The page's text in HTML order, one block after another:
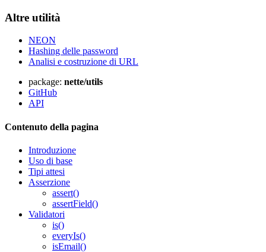
Avete riscontrato un problema in questa pagina?
Mostra su GitHub
Apri anteprima
Segnala un problema con questa pagina su GitHub
Altre utilità
NEON
Hashing delle password
Analisi e costruzione di URL
package: nette/utils
GitHub
API
Contenuto della pagina
Introduzione
Uso di base
Tipi attesi
Asserzione
assert()
assertField()
Validatori
is()
everyIs()
isEmail()